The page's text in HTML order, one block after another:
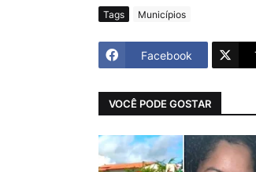
Tags Municípios
Facebook
VOCÊ PODE GOSTAR